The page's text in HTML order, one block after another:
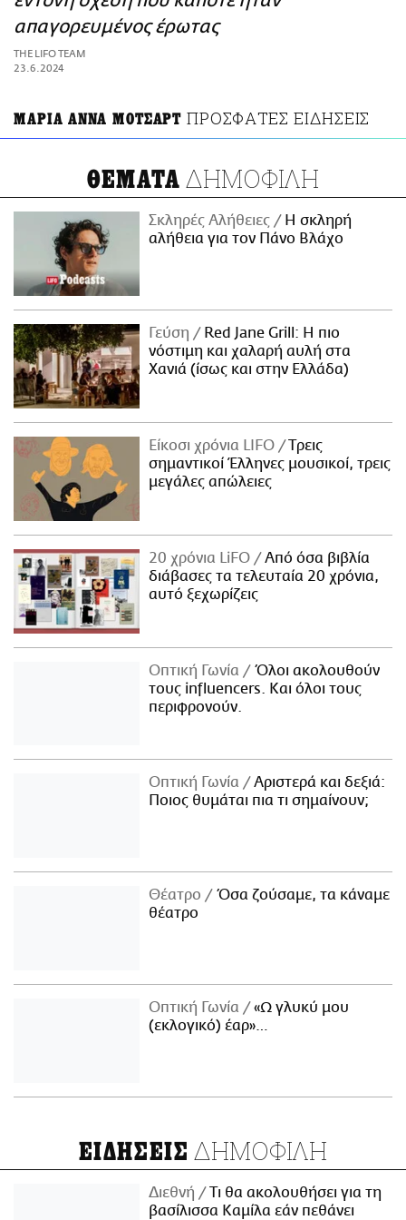
ΑΜΠΑ
PRINT
απαγορευμένος έρωτας
THE LIFO TEAM
23.6.2024
ΜΑΡΙΑ ΑΝΝΑ ΜΟΤΣΑΡΤ ΠΡΟΣΦΑΤΕΣ ΕΙΔΗΣΕΙΣ
ΘΕΜΑΤΑ ΔΗΜΟΦΙΛΗ
Σκληρές Αλήθειες
H σκληρή
αλήθεια για τον Πάνο Βλάχο
Γεύση
Red Jane Grill: Η πιο
νόστιμη και χαλαρή αυλή στα
Χανιά (ίσως και στην Ελλάδα)
Είκοσι χρόνια LIFO
Tρεις
σημαντικοί Έλληνες μουσικοί, τρεις
μεγάλες απώλειες
20 χρόνια LiFO
Από όσα βιβλία
διάβασες τα τελευταία 20 χρόνια,
αυτό ξεχωρίζεις
Οπτική Γωνία
Όλοι ακολουθούν
τους influencers. Και όλοι τους
περιφρονούν.
Οπτική Γωνία
Αριστερά και δεξιά:
Ποιος θυμάται πια τι σημαίνουν;
Θέατρο
Όσα ζούσαμε, τα κάναμε
θέατρο
Οπτική Γωνία
«Ω γλυκύ μου
(εκλογικό) έαρ»…
ΕΙΔΗΣΕΙΣ ΔΗΜΟΦΙΛΗ
Διεθνή
Τι θα ακολουθήσει για τη
βασίλισσα Καμίλα εάν πεθάνει